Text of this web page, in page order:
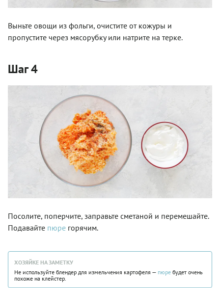
Выньте овощи из фольги, очистите от кожуры и
пропустите через мясорубку или натрите на терке.
Шаг 4
Посолите, поперчите, заправьте сметаной и перемешайте.
Подавайте пюре горячим.
ХОЗЯЙКЕ НА ЗАМЕТКУ
Не используйте блендер для измельчения картофеля — пюре будет очень
похоже на клейстер.